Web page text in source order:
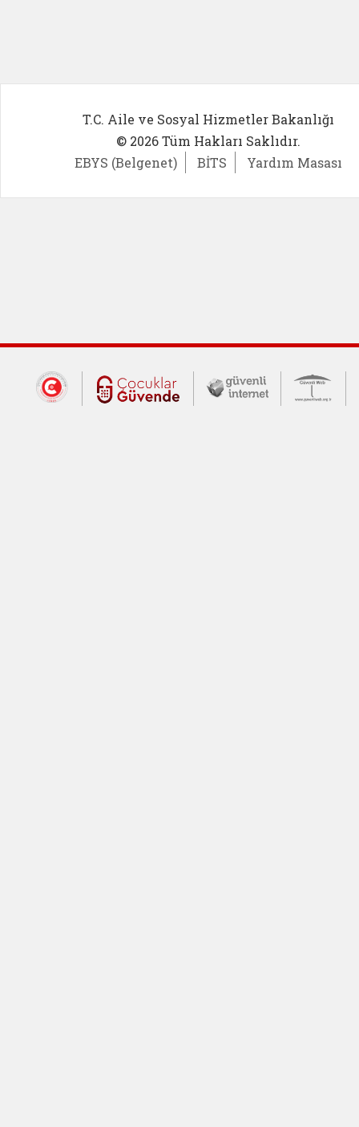
T.C. Aile ve Sosyal Hizmetler Bakanlığı
© 2026 Tüm Hakları Saklıdır.
EBYS (Belgenet)
BİTS Yardım Masası
Dış Bağlantılar
Cumhurbaşkanlığı İletişim Merkezi
Çocuklar Güvende (yeni
Güvenli